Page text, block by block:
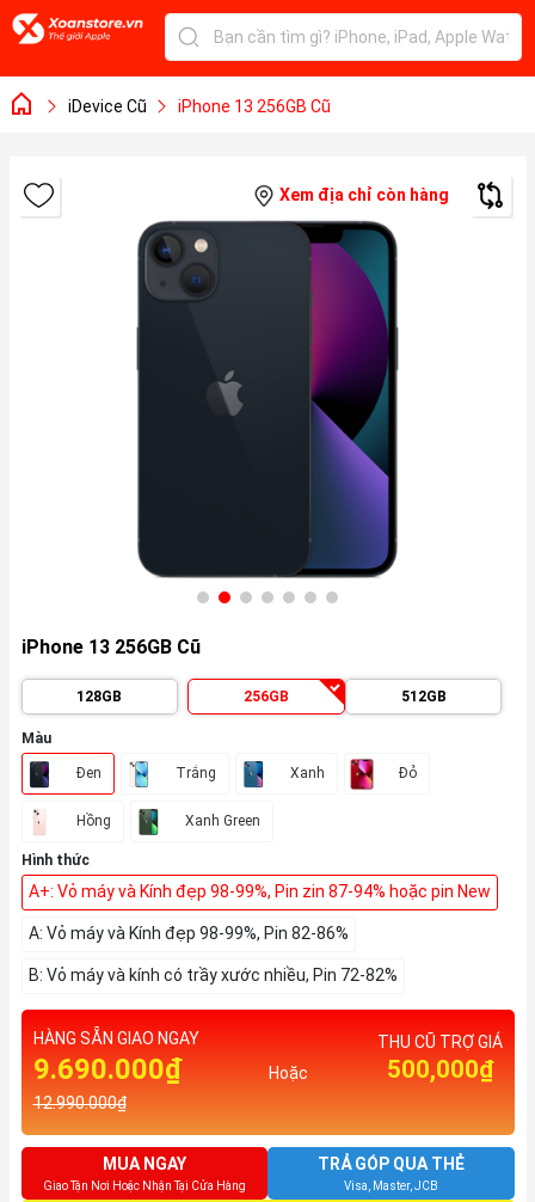
iDevice Cũ iPhone 13 256GB Cũ
Xem địa chỉ còn hàng
iPhone 13 256GB Cũ
128GB 256GB 512GB
Màu
Đen Trắng Xanh Đỏ
Hồng Xanh Green
Hình thức
A+: Vỏ máy và Kính đẹp 98-99%, Pin zin 87-94% hoặc pin New
A: Vỏ máy và Kính đẹp 98-99%, Pin 82-86%
B: Vỏ máy và kính có trầy xước nhiều, Pin 72-82%
HÀNG SẴN GIAO NGAY
9.690.000₫
12.990.000₫
Hoặc
THU CŨ TRỢ GIÁ
500,000₫
MUA NGAY
Giao Tận Nơi Hoặc Nhận Tại Cửa Hàng
TRẢ GÓP QUA THẺ
Visa, Master, JCB